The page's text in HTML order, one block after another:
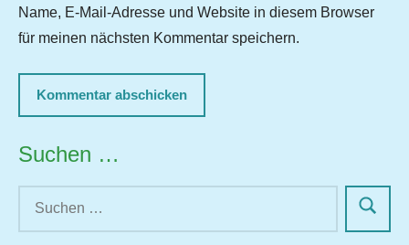
Name, E-Mail-Adresse und Website in diesem Browser
für meinen nächsten Kommentar speichern.
Suchen …